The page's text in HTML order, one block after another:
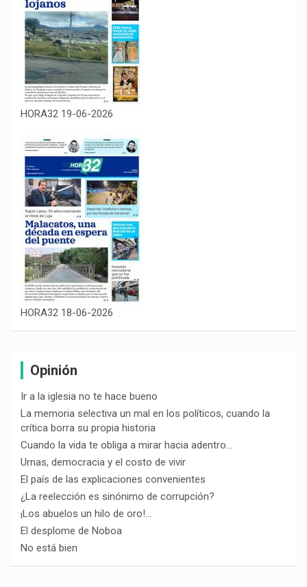
HORA32 19-06-2026
HORA32 18-06-2026
Opinión
Ir a la iglesia no te hace bueno
La memoria selectiva un mal en los políticos, cuando la
crítica borra su propia historia
Cuando la vida te obliga a mirar hacia adentro…
Urnas, democracia y el costo de vivir
El país de las explicaciones convenientes
¿La reelección es sinónimo de corrupción?
¡Los abuelos un hilo de oro!…
El desplome de Noboa
No está bien